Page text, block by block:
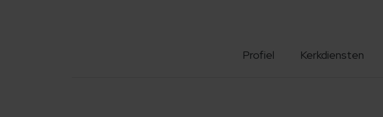
Profiel Kerkdiensten